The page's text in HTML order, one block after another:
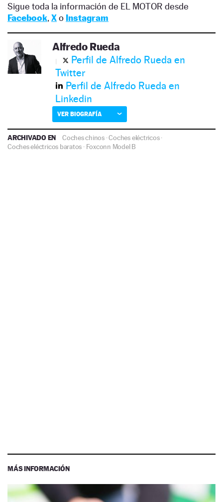
Sigue toda la información de EL MOTOR desde
Facebook, Xo Instagram
Alfredo Rueda
Perfil de Alfredo Rueda en
Twitter
Perfil de Alfredo Rueda en
Linkedin
VER BIOGRAFÍA
ARCHIVADO EN Coches chinos ·Coches eléctricos·
Coches eléctricos baratos · Foxconn Model B
MÁS INFORMACIÓN